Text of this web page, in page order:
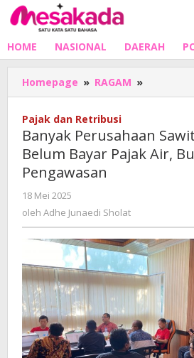
Lewati
ke
HOME NASIONAL DAERAH
Homepage » RAGAM »
Sulbar
Belum
Pajak dan Retribusi
Banyak Perusahaan
Belum Bayar Pajak Air,
Pengawasan
18 Mei 2025
Adhe
oleh Adhe Junaedi Sholat